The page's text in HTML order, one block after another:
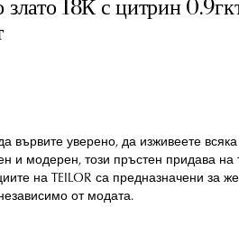
злато 18К с цитрин
вървите уверено, да изживеете
и модерен, този пръстен придава на
на TEILOR са предназначени за
от модата.